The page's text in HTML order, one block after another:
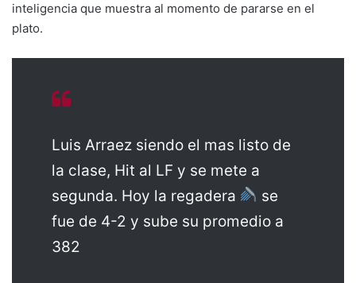
inteligencia que muestra al momento de pararse en el
plato.
Luis Arraez siendo el mas listo de
la clase, Hit al LF y se mete a
segunda. Hoy la regadera
se
fue de 4-2 y sube su promedio a
382